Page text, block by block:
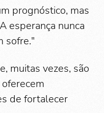
prognóstico, mas
esperança nunca
sofre."
muitas vezes, são
de fortalecer